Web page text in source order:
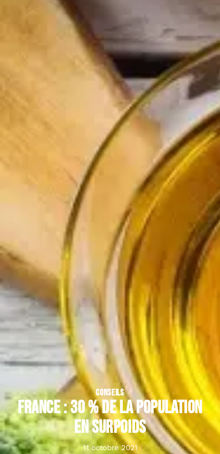
CONSEILS
France : 30 % de la population
en surpoids
11 octobre 2021